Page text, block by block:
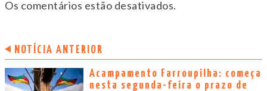
Os comentários estão desativados.
NOTÍCIA ANTERIOR
Acampamento Farroupilha: começa
nesta segunda-feira o prazo de